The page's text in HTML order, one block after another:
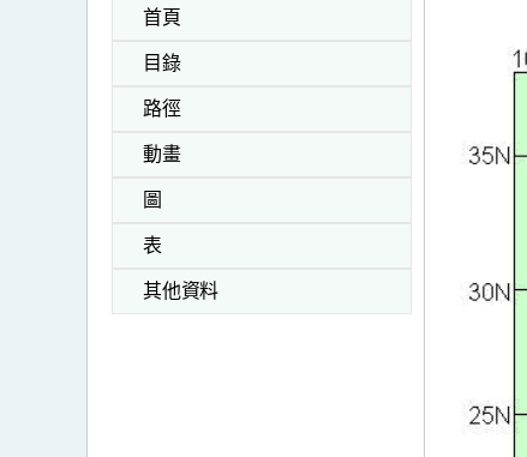
首頁
目錄
路徑
動畫
圖
表
其他資料